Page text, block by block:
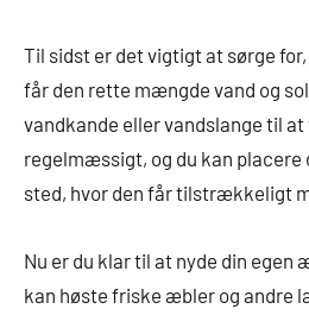
Til sidst er det vigtigt at sørge
får den rette mængde vand og
vandkande eller vandslange til
regelmæssigt, og du kan
sted, hvor den får tilstrækkeligt
Nu er du klar til at nyde din egen
kan høste friske æbler og andre